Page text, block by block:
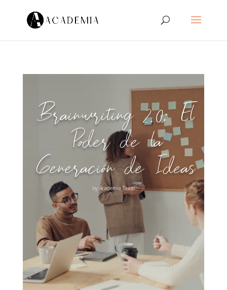
Brainwriting 2.0: El
Poder de la
Generación de Ideas
by Academia Team